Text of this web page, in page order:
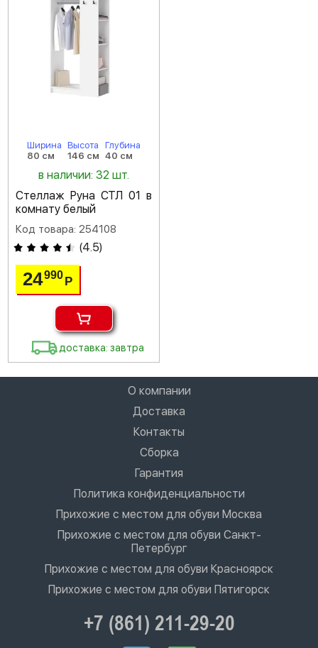
Ширина
80 см
Высота
146 см
Глубина
40 см
в наличии: 32 шт.
Стеллаж Руна СТЛ 01 в
комнату белый
Код товара: 254108
(4.5)
24990 Р
доставка: завтра
О компании
Доставка
Контакты
Сборка
Гарантия
Политика конфиденциальности
Прихожие с местом для обуви Москва
Прихожие с местом для обуви Санкт-
Петербург
Прихожие с местом для обуви Красноярск
Прихожие с местом для обуви Пятигорск
+7 (861) 211-29-20